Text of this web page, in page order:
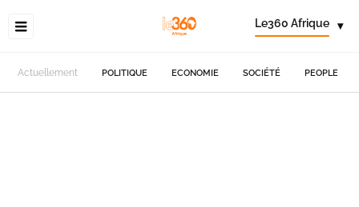
Le360 Afrique ▾
Actuellement POLITIQUE ECONOMIE SOCIÉTÉ PEOPLE